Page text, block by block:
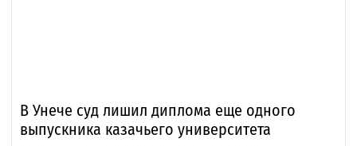
В Унече суд лишил диплома еще одного
выпускника казачьего университета